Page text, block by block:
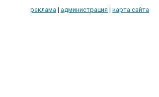
реклама | администрация | карта сайта